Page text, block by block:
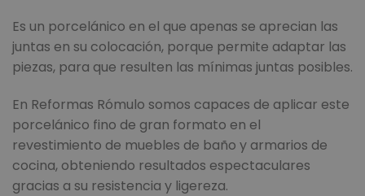
Es un porcelánico en el que apenas se aprecian las
juntas en su colocación, porque permite adaptar las
piezas, para que resulten las mínimas juntas posibles.
En Reformas Rómulo somos capaces de aplicar este
porcelánico fino de gran formato en el
revestimiento de muebles de baño y armarios de
cocina, obteniendo resultados espectaculares
gracias a su resistencia y ligereza.